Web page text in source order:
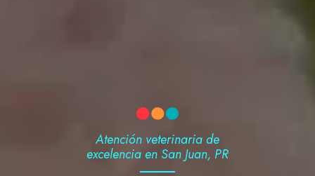
Atención veterinaria de
excelencia en San Juan, PR